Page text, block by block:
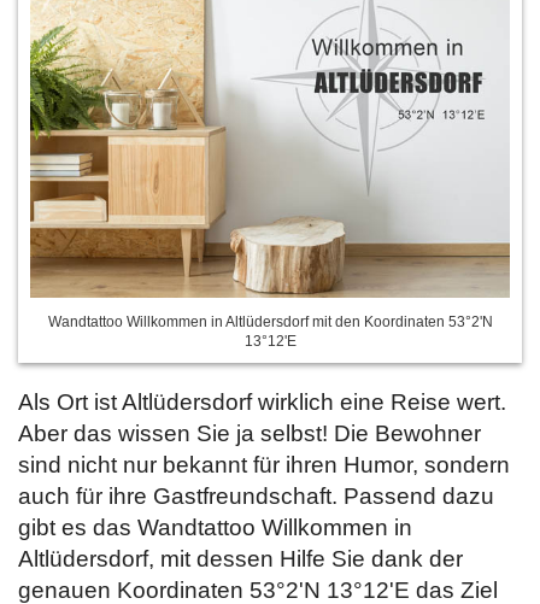
Wandtattoo Willkommen in Altlüdersdorf mit den Koordinaten 53°2'N
13°12'E
Als Ort ist Altlüdersdorf wirklich eine Reise wert.
Aber das wissen Sie ja selbst! Die Bewohner
sind nicht nur bekannt für ihren Humor, sondern
auch für ihre Gastfreundschaft. Passend dazu
gibt es das Wandtattoo Willkommen in
Altlüdersdorf, mit dessen Hilfe Sie dank der
genauen Koordinaten 53°2'N 13°12'E das Ziel